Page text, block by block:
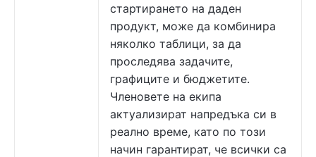
стартирането на даден
продукт, може да комбинира
няколко таблици, за да
проследява задачите,
графиците и бюджетите.
Членовете на екипа
актуализират напредъка си в
реално време, като по този
начин гарантират, че всички са